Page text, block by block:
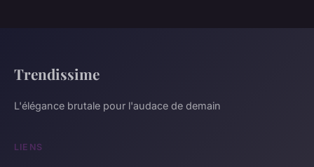
Trendissime
L'élégance brutale pour l'audace de demain
LIENS